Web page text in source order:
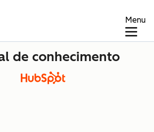
Menu
de conhecimento